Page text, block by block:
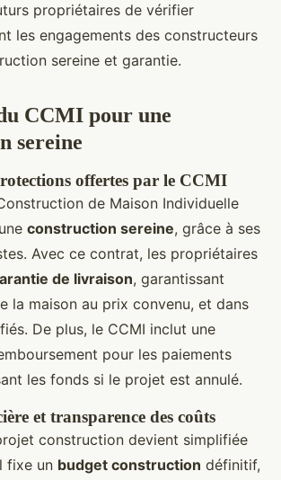
propriétaires de vérifier
les engagements des constructeurs
sereine et garantie.
CCMI pour une
sereine
offertes par le CCMI
de Maison Individuelle
construction sereine, grâce à ses
Avec ce contrat, les propriétaires
de livraison, garantissant
la maison au prix convenu, et dans
De plus, le CCMI inclut une
pour les paiements
les fonds si le projet est annulé.
et transparence des coûts
construction devient simplifiée
fixe un budget construction définitif,